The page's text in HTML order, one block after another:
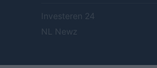
Investeren 24
NL Newz